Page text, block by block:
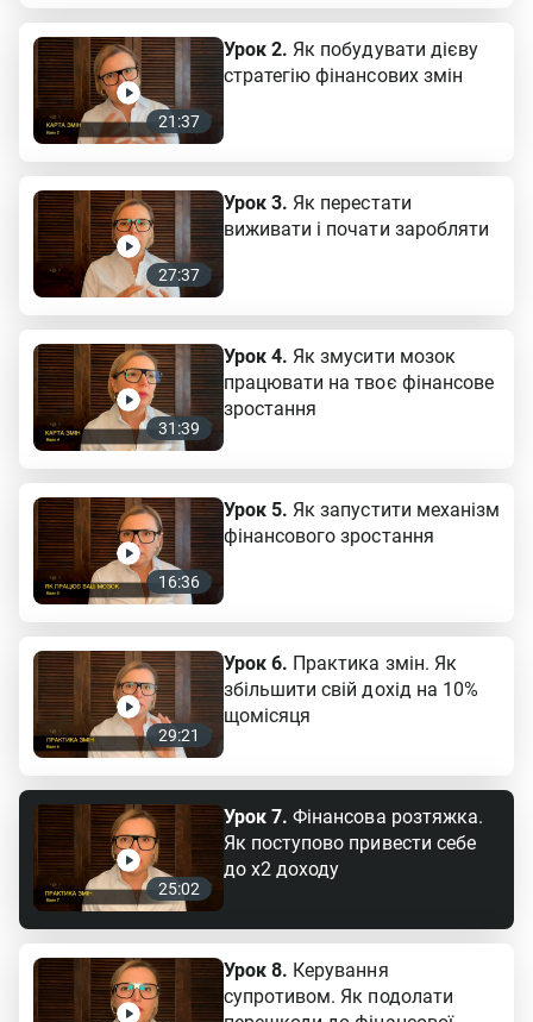
21:37
Урок 2. Як побудувати дієву
стратегію фінансових змін
27:37
Урок 3. Як перестати
виживати і почати заробляти
31:39
Урок 4. Як змусити мозок
працювати на твоє фінансове
зростання
16:36
Урок 5. Як запустити механізм
фінансового зростання
29:21
Урок 6. Практика змін. Як
збільшити свій дохід на 10%
щомісяця
25:02
Урок 7. Фінансова розтяжка.
Як поступово привести себе
до x2 доходу
Урок 8. Керування
супротивом. Як подолати